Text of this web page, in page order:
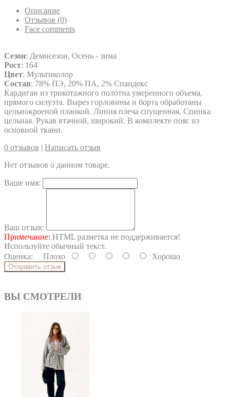
Описание
Отзывов (0)
Face comments
Сезон: Демисезон, Осень - зима
Рост: 164
Цвет: Мультиколор
Состав: 78% ПЭ, 20% ПА, 2% Спандекс
Кардиган из трикотажного полотна умеренного объема,
прямого силуэта. Вырез горловины и борта обработаны
цельнокроеной планкой. Линия плеча спущенная. Спинка
цельная. Рукав втачной, широкий. В комплекте пояс из
основной ткани.
0 отзывов | Написать отзыв
Нет отзывов о данном товаре.
Ваше имя:
Ваш отзыв:
Примечание: HTML разметка не поддерживается!
Используйте обычный текст.
Оценка: Плохо Хорошо
Отправить отзыв
ВЫ СМОТРЕЛИ